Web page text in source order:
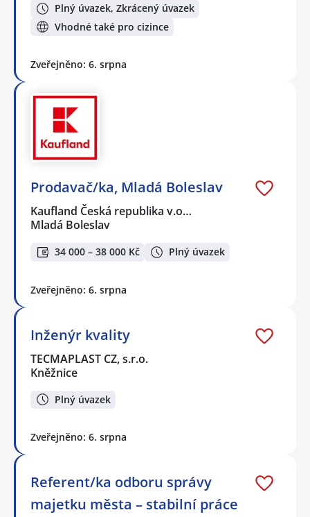
Plný úvazek, Zkrácený úvazek
Vhodné také pro cizince
Zveřejněno: 6. srpna
Prodavač/ka, Mladá Boleslav
Kaufland Česká republika v.o…
Mladá Boleslav
34 000 – 38 000 Kč Plný úvazek
Zveřejněno: 6. srpna
Inženýr kvality
TECMAPLAST CZ, s.r.o.
Kněžnice
Plný úvazek
Zveřejněno: 6. srpna
Referent/ka odboru správy
majetku města – stabilní práce